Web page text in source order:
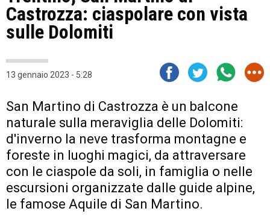
Castrozza: ciaspolare con vista
sulle Dolomiti
13 gennaio 2023 - 5:28
San Martino di Castrozza è un balcone
naturale sulla meraviglia delle Dolomiti:
d'inverno la neve trasforma montagne e
foreste in luoghi magici, da attraversare
con le ciaspole da soli, in famiglia o nelle
escursioni organizzate dalle guide alpine,
le famose Aquile di San Martino.